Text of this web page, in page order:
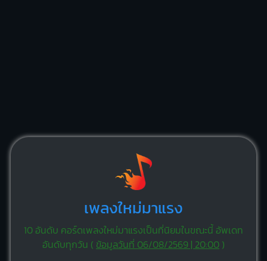
เพลงใหม่มาแรง
10 อันดับ คอร์ดเพลงใหม่มาแรงเป็นที่นิยมในขณะนี้ อัพเดท
อันดับทุกวัน ( ข้อมูลวันที่ 06/08/2569 | 20:00)